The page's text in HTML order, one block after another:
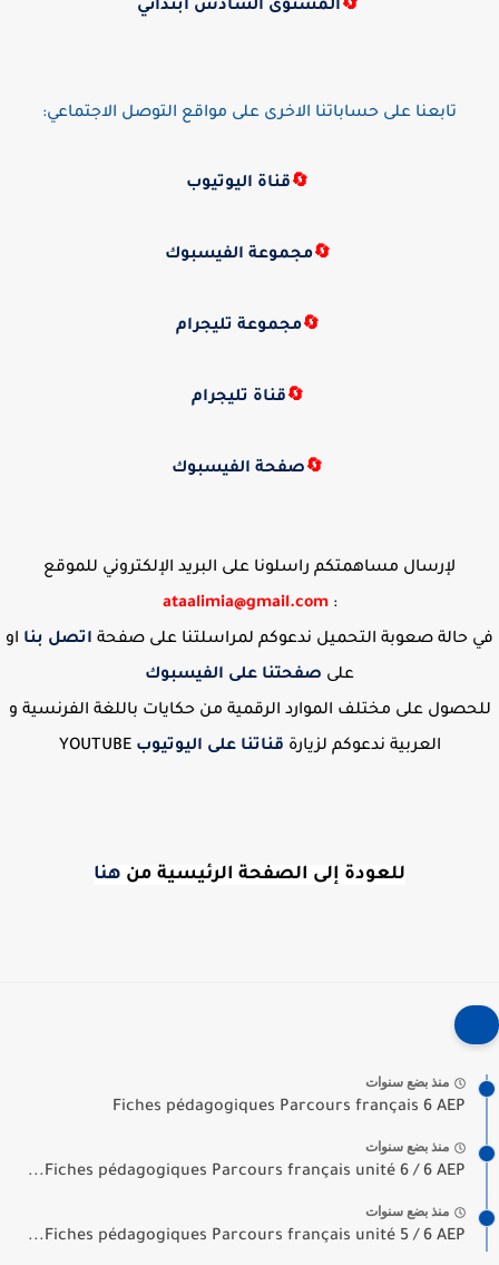
🔄المستوى السادس ابتدائي
تابعنا على حساباتنا الاخرى على مواقع التوصل الاجتماعي:
🔄قناة اليوتيوب
🔄مجموعة الفيسبوك
🔄مجموعة تليجرام
🔄قناة تليجرام
🔄صفحة الفيسبوك
لإرسال مساهمتكم راسلونا على البريد الإلكتروني للموقع
:
ataalimia@gmail.com
في حالة صعوبة التحميل ندعوكم لمراسلتنا على صفحة اتصل بنا او
على صفحتنا على الفيسبوك
للحصول على مختلف الموارد الرقمية من حكايات باللغة الفرنسية و
العربية ندعوكم لزيارة قناتنا على اليوتيوب YOUTUBE
للعودة إلى الصفحة الرئيسية من هنا
منذ بضع سنوات
Fiches pédagogiques Parcours français 6 AEP
منذ بضع سنوات
Fiches pédagogiques Parcours français unité 6 / 6 AEP...
منذ بضع سنوات
Fiches pédagogiques Parcours français unité 5 / 6 AEP...